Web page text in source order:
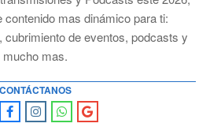
contenido mas dinámico para ti:
cubrimiento de eventos, podcasts y
mucho mas.
CONTÁCTANOS